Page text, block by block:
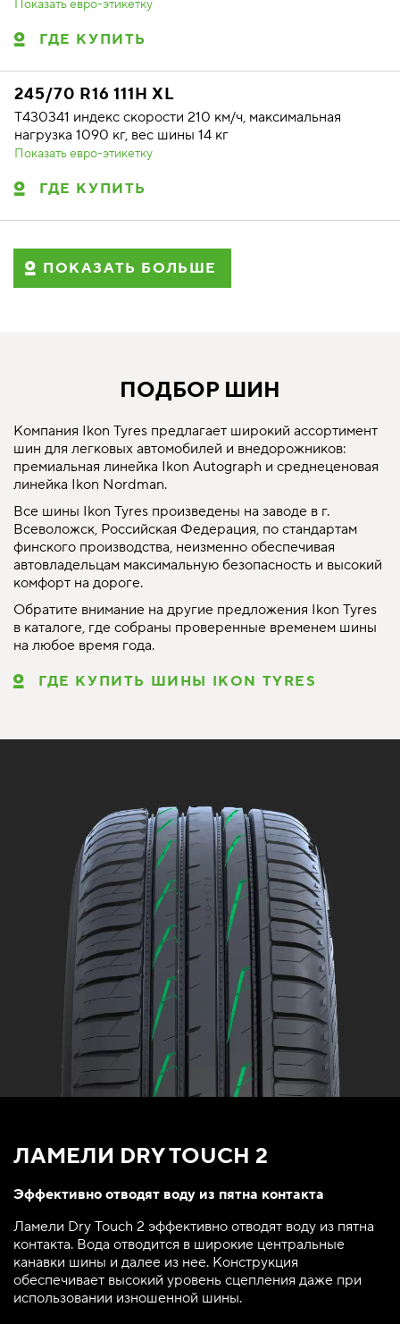
Показать евро-этикетку
ГДЕ КУПИТЬ
245/70 R16 111H XL
T430341 индекс скорости 210 км/ч, максимальная
нагрузка 1090 кг, вес шины 14 кг
Показать евро-этикетку
ГДЕ КУПИТЬ
ПОКАЗАТЬ БОЛЬШЕ
ПОДБОР ШИН
Компания Ikon Tyres предлагает широкий ассортимент
шин для легковых автомобилей и внедорожников:
премиальная линейка Ikon Autograph и среднеценовая
линейка Ikon Nordman.
Все шины Ikon Tyres произведены на заводе в г.
Всеволожск, Российская Федерация, по стандартам
финского производства, неизменно обеспечивая
автовладельцам максимальную безопасность и высокий
комфорт на дороге.
Обратите внимание на другие предложения Ikon Tyres
в каталоге, где собраны проверенные временем шины
на любое время года.
ГДЕ КУПИТЬ ШИНЫ IKON TYRES
ЛАМЕЛИ DRY TOUCH 2
Эффективно отводят воду из пятна контакта
Ламели Dry Touch 2 эффективно отводят воду из пятна
контакта. Вода отводится в широкие центральные
канавки шины и далее из нее. Конструкция
обеспечивает высокий уровень сцепления даже при
использовании изношенной шины.